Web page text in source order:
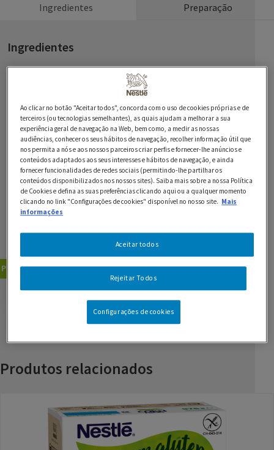
Ingredientes Preparação
Ingredientes
250 g Corn Flakes Sem Glúten NESTLÉ® triturados
125 g de queijo parmesão ralado
450 g de filetes de linguado ou bacalhau
2 c. de sopa de manteiga
0 rodelas de limão ou lima q.b.
0 tomilho ou salsa fresca, se desejar q.b.
GUARDAR RECEITA
Pratos Principais Peixe e Marisco
Produtos relacionados
Ao clicar no botão "Aceitar todos", concorda com o uso de cookies próprias e de
terceiros (ou tecnologias semelhantes), as quais ajudam a melhorar a sua
experiência geral de navegação na Web, bem como, a medir as nossas
audiências, conhecer os seus hábitos de navegação, recolher informação útil que
nos permita a nós e aos nossos parceiros criar perfis e fornecer-lhe anúncios e
conteúdos adaptados aos seus interesses e hábitos de navegação, e ainda
fornecer funcionalidades de redes sociais (permitindo-lhe partilhar os
conteúdos disponibilizados nos nossos sites). Saiba mais sobre a nossa Política
de Cookies e defina as suas preferências clicando aqui ou a qualquer momento
clicando no link "Configurações de cookies" disponível no nosso site. Mais
informações
Rejeitar Todos
Aceitar todos
Configurações de cookies